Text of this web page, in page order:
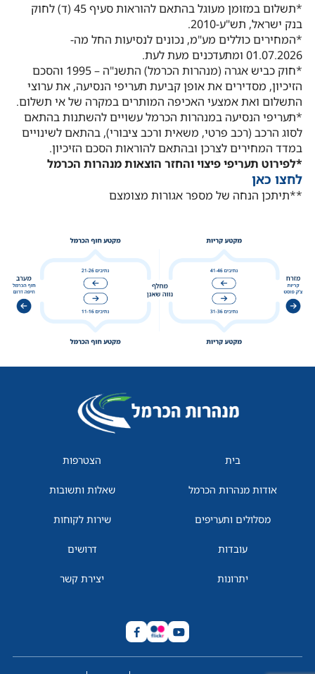
*תשלום במזומן מעוגל בהתאם להוראות סעיף 45 (ד) לחוק
בנק ישראל, תש"ע-2010.
*המחירים כוללים מע"מ, נכונים לנסיעות החל מה-
01.07.2026 ומתעדכנים מעת לעת.
*חוק כביש אגרה (מנהרות הכרמל) התשנ"ה – 1995 והסכם
הזיכיון, מסדירים את אופן קביעת תעריפי הנסיעה, את ערוצי
התשלום ואת אמצעי האכיפה המותרים במקרה של אי תשלום.
*תעריפי הנסיעה במנהרות הכרמל עשויים להשתנות בהתאם
לסוג הרכב (רכב פרטי, משאית ורכב ציבורי), בהתאם לשינויים
במדד המחירים לצרכן ובהתאם להוראות הסכם הזיכיון.
*לפירוט תעריפי פיצוי והחזר הוצאות מנהרות הכרמל
לחצו כאן
**תיתכן הנחה של מספר אגורות מצומצם
בית
אודות מנהרות הכרמל
מסלולים ותעריפים
עובדות
יתרונות
הצטרפות
שאלות ותשובות
שירות לקוחות
דרושים
יצירת קשר